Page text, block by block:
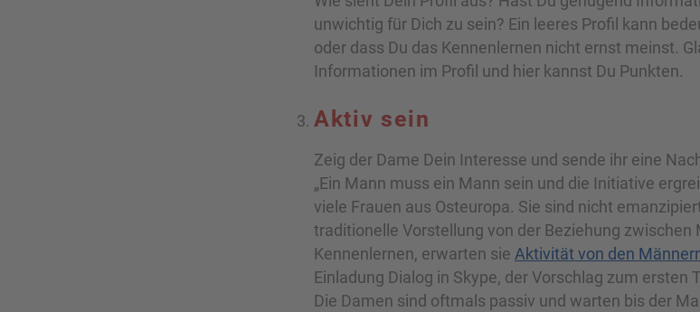
unwichtig für Dich zu sein? Ein leeres Profil kann
oder dass Du das Kennenlernen nicht ernst meinst.
Informationen im Profil und hier kannst Du Punkten.
Aktiv sein
Zeig der Dame Dein Interesse und sende ihr eine
„Ein Mann muss ein Mann sein und die Initiative
viele Frauen aus Osteuropa. Sie sind nicht
traditionelle Vorstellung von der Beziehung zwischen
Kennenlernen, erwarten sie Aktivität von den
Einladung Dialog in Skype, der Vorschlag zum ersten
Die Damen sind oftmals passiv und warten bis der